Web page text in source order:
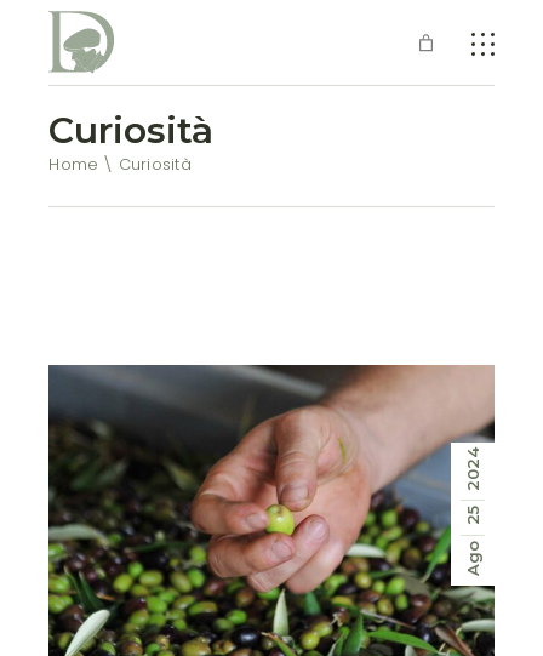
Curiosità
Home Curiosità
Ago
25
2024